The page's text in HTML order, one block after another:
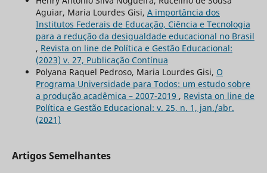
Aguiar, Maria Lourdes Gisi, A importância dos
Institutos Federais de Educação, Ciência e Tecnologia
para a redução da desigualdade educacional no Brasil
, Revista on line de Política e Gestão Educacional:
(2023) v. 27, Publicação Contínua
Polyana Raquel Pedroso, Maria Lourdes Gisi, O
Programa Universidade para Todos: um estudo sobre
a produção acadêmica – 2007-2019 , Revista on line de
Política e Gestão Educacional: v. 25, n. 1, jan./abr.
(2021)
Artigos Semelhantes